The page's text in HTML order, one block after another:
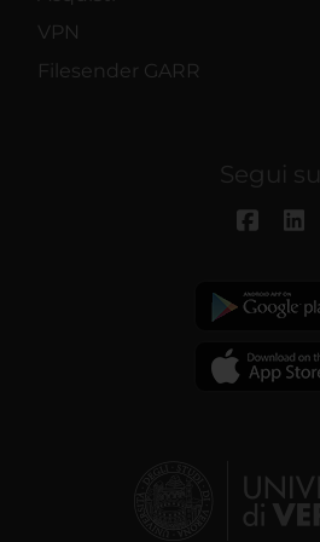
VPN
Filesender GARR
Segui su